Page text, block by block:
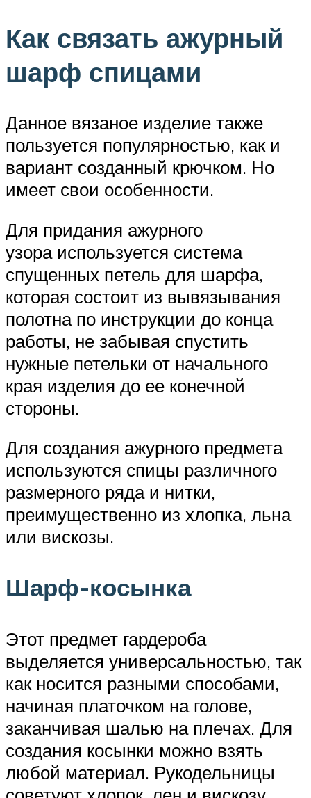
Как связать ажурный
шарф спицами
Данное вязаное изделие также
пользуется популярностью, как и
вариант созданный крючком. Но
имеет свои особенности.
Для придания ажурного
узора используется система
спущенных петель для шарфа,
которая состоит из вывязывания
полотна по инструкции до конца
работы, не забывая спустить
нужные петельки от начального
края изделия до ее конечной
стороны.
Для создания ажурного предмета
используются спицы различного
размерного ряда и нитки,
преимущественно из хлопка, льна
или вискозы.
Шарф-косынка
Этот предмет гардероба
выделяется универсальностью, так
как носится разными способами,
начиная платочком на голове,
заканчивая шалью на плечах. Для
создания косынки можно взять
любой материал. Рукодельницы